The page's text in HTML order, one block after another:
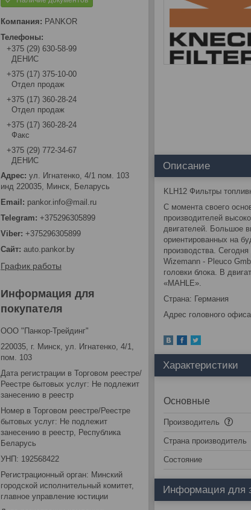
Описание
KLH12 Фильтры
С момента своего
производителей
двигателей. Большое
ориентированных на
производства.
Wizemann - Pleuco
головки блока. В
«MAHLE».
Страна: Германия
Адрес головного
Характеристики
Основные
Производитель
Страна производитель
Состояние
Информация для
PANKOR
+375 (29) 630-58-99
ДЕНИС
+375 (17) 375-10-00
Отдел продаж
+375 (17) 360-28-24
Отдел продаж
+375 (17) 360-28-24
Факс
+375 (29) 772-34-67
ДЕНИС
ул. Игнатенко, 4/1 пом. 103
инд 220035, Минск, Беларусь
pankor.info@mail.ru
+375296305899
+375296305899
auto.pankor.by
График работы
Информация для
покупателя
ООО "Панкор-Трейдинг"
220035, г. Минск, ул. Игнатенко, 4/1,
пом. 103
Дата регистрации в Торговом реестре/
Реестре бытовых услуг: Не подлежит
занесению в реестр
Номер в Торговом реестре/Реестре
бытовых услуг: Не подлежит
занесению в реестр, Республика
Беларусь
УНП: 192568422
Регистрационный орган: Минский
городской исполнительный комитет,
главное управление юстиции